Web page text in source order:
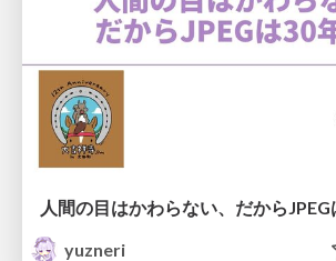
人間の目はかわらない、だから
yuzneri